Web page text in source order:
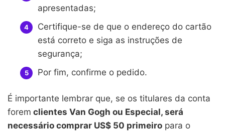
apresentadas;
Certifique-se de que o endereço do cartão
está correto e siga as instruções de
segurança;
Por fim, confirme o pedido.
É importante lembrar que, se os titulares da conta
forem clientes Van Gogh ou Especial, será
necessário comprar US$ 50 primeiro para o